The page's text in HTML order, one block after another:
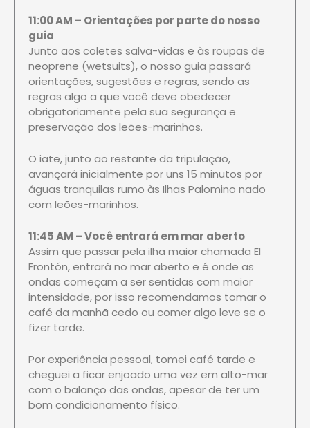
11:00 AM – Orientações por parte do nosso
guia
Junto aos coletes salva-vidas e às roupas de
neoprene (wetsuits), o nosso guia passará
orientações, sugestões e regras, sendo as
regras algo a que você deve obedecer
obrigatoriamente pela sua segurança e
preservação dos leões-marinhos.
O iate, junto ao restante da tripulação,
avançará inicialmente por uns 15 minutos por
águas tranquilas rumo às Ilhas Palomino nado
com leões-marinhos.
11:45 AM – Você entrará em mar aberto
Assim que passar pela ilha maior chamada El
Frontón, entrará no mar aberto e é onde as
ondas começam a ser sentidas com maior
intensidade, por isso recomendamos tomar o
café da manhã cedo ou comer algo leve se o
fizer tarde.
Por experiência pessoal, tomei café tarde e
cheguei a ficar enjoado uma vez em alto-mar
com o balanço das ondas, apesar de ter um
bom condicionamento físico.